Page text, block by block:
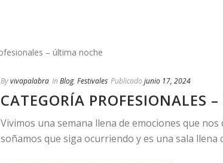
Byvivapalabra In Blog, Festivales Publicado junio 17, 2024
CATEGORÍA PROFESIONALES
Vivimos una semana llena de emociones que
soñamos que siga ocurriendo y es una sala